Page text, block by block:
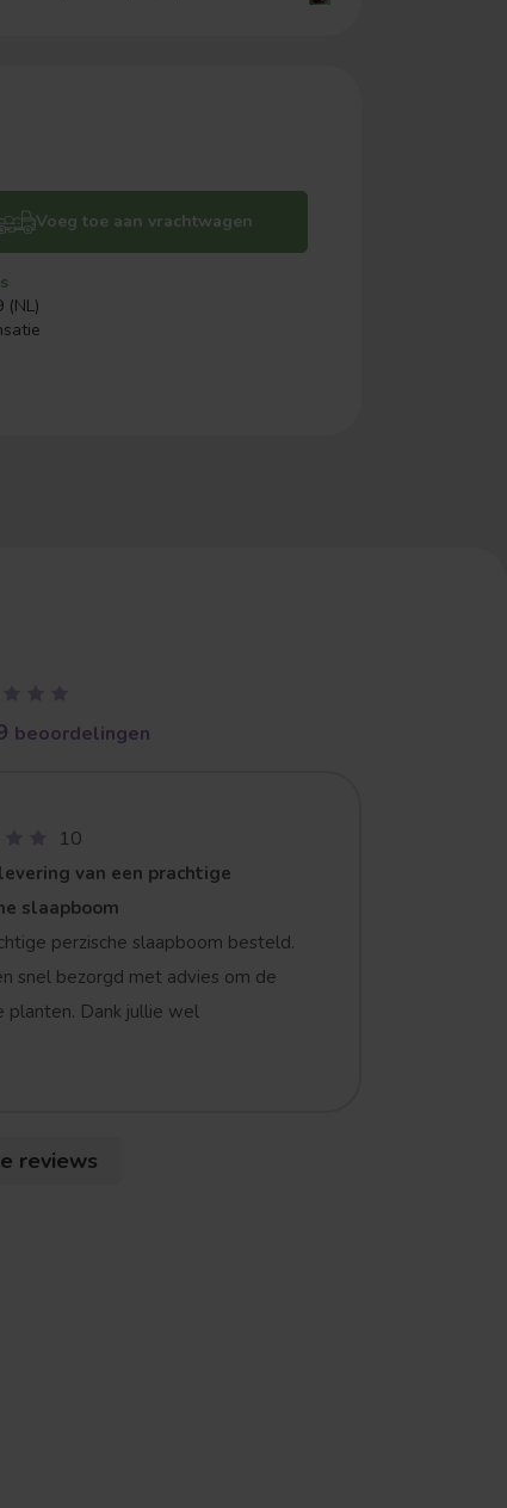
Voeg toe aan vrachtwagen
(NL)
beoordelingen
10
van een prachtige
slaapboom
perzische slaapboom besteld.
snel bezorgd met advies om de
planten. Dank jullie wel
reviews